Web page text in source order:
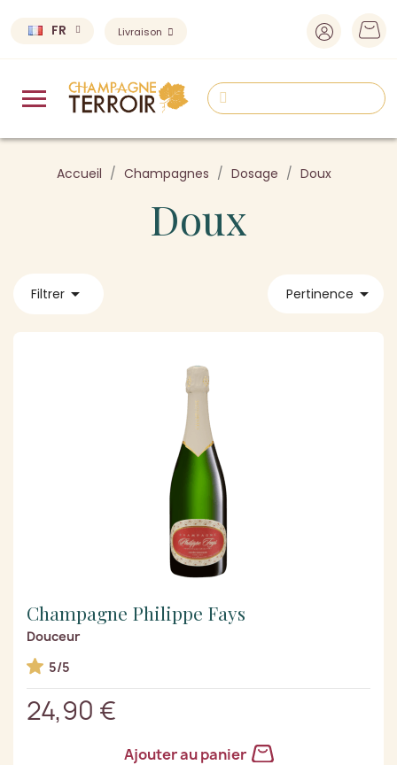
FR Livraison
Accueil Champagnes Dosage Doux
Doux
Filtrer  Pertinence 
Champagne Philippe Fays
Douceur
5/5
24,90 €
Ajouter au panier